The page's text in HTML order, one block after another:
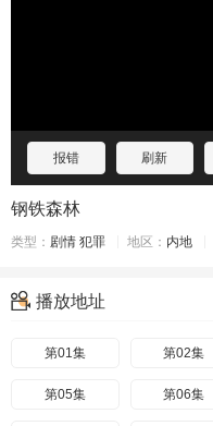
报错 刷新
钢铁森林
类型： 剧情 犯罪 地区： 内地
播放地址
第01集 第02集
第05集 第06集